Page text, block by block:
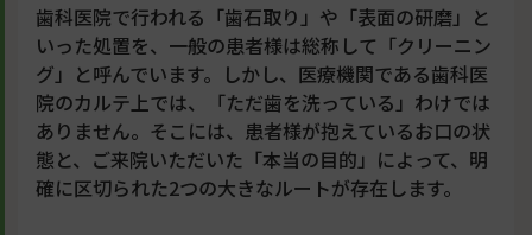
歯科医院で行われる「歯石取り」や「表面の研磨」と
いった処置を、一般の患者様は総称して「クリーニン
グ」と呼んでいます。しかし、医療機関である歯科医
院のカルテ上では、「ただ歯を洗っている」わけでは
ありません。そこには、患者様が抱えているお口の状
態と、ご来院いただいた「本当の目的」によって、明
確に区切られた2つの大きなルートが存在します。